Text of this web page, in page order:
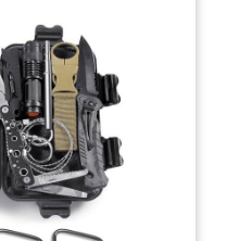
PARACHUTE DE QUALITÉ
(3,2 m) de paracorde
être utilisé pour créer un
arrêter le saignement,
un feu, créer une
votre humide vêtements,
contre une branche ou
(jusqu'à 550 lb ou
N ° 1 DE LA MORT -
et idéal pour les
comme le camping, la